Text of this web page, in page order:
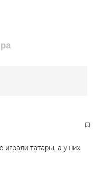
играли татары, а у них